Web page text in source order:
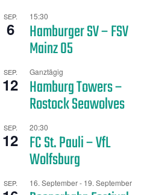
SEP.
6
15:30
Hamburger SV – FSV
Mainz 05
SEP.
12
Ganztägig
Hamburg Towers –
Rostock Seawolves
SEP.
12
20:30
FC St. Pauli – VfL
Wolfsburg
SEP. 16. September- 19. September